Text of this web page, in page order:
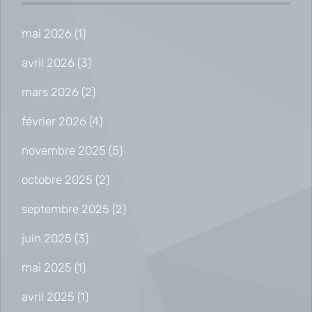
mai 2026 (1)
avril 2026 (3)
mars 2026 (2)
février 2026 (4)
novembre 2025 (5)
octobre 2025 (2)
septembre 2025 (2)
juin 2025 (3)
mai 2025 (1)
avril 2025 (1)